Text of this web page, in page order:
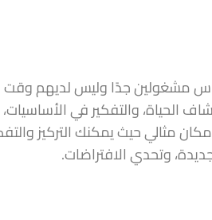
مشغولين جدًا وليس لديهم وقت
الحياة، والتفكير في الأساسيات،
مثالي حيث يمكنك التركيز
وتحدي الافتراضات.